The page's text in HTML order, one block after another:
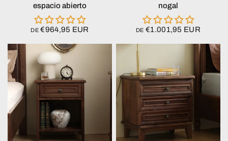
espacio abierto
DE €964,95 EUR
nogal
DE €1.001,95 EUR